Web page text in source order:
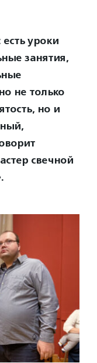
уроки
занятия,
не только
но и
свечной